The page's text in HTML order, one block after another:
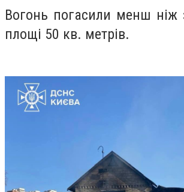
Вогонь погасили менш ніж
площі 50 кв. метрів.